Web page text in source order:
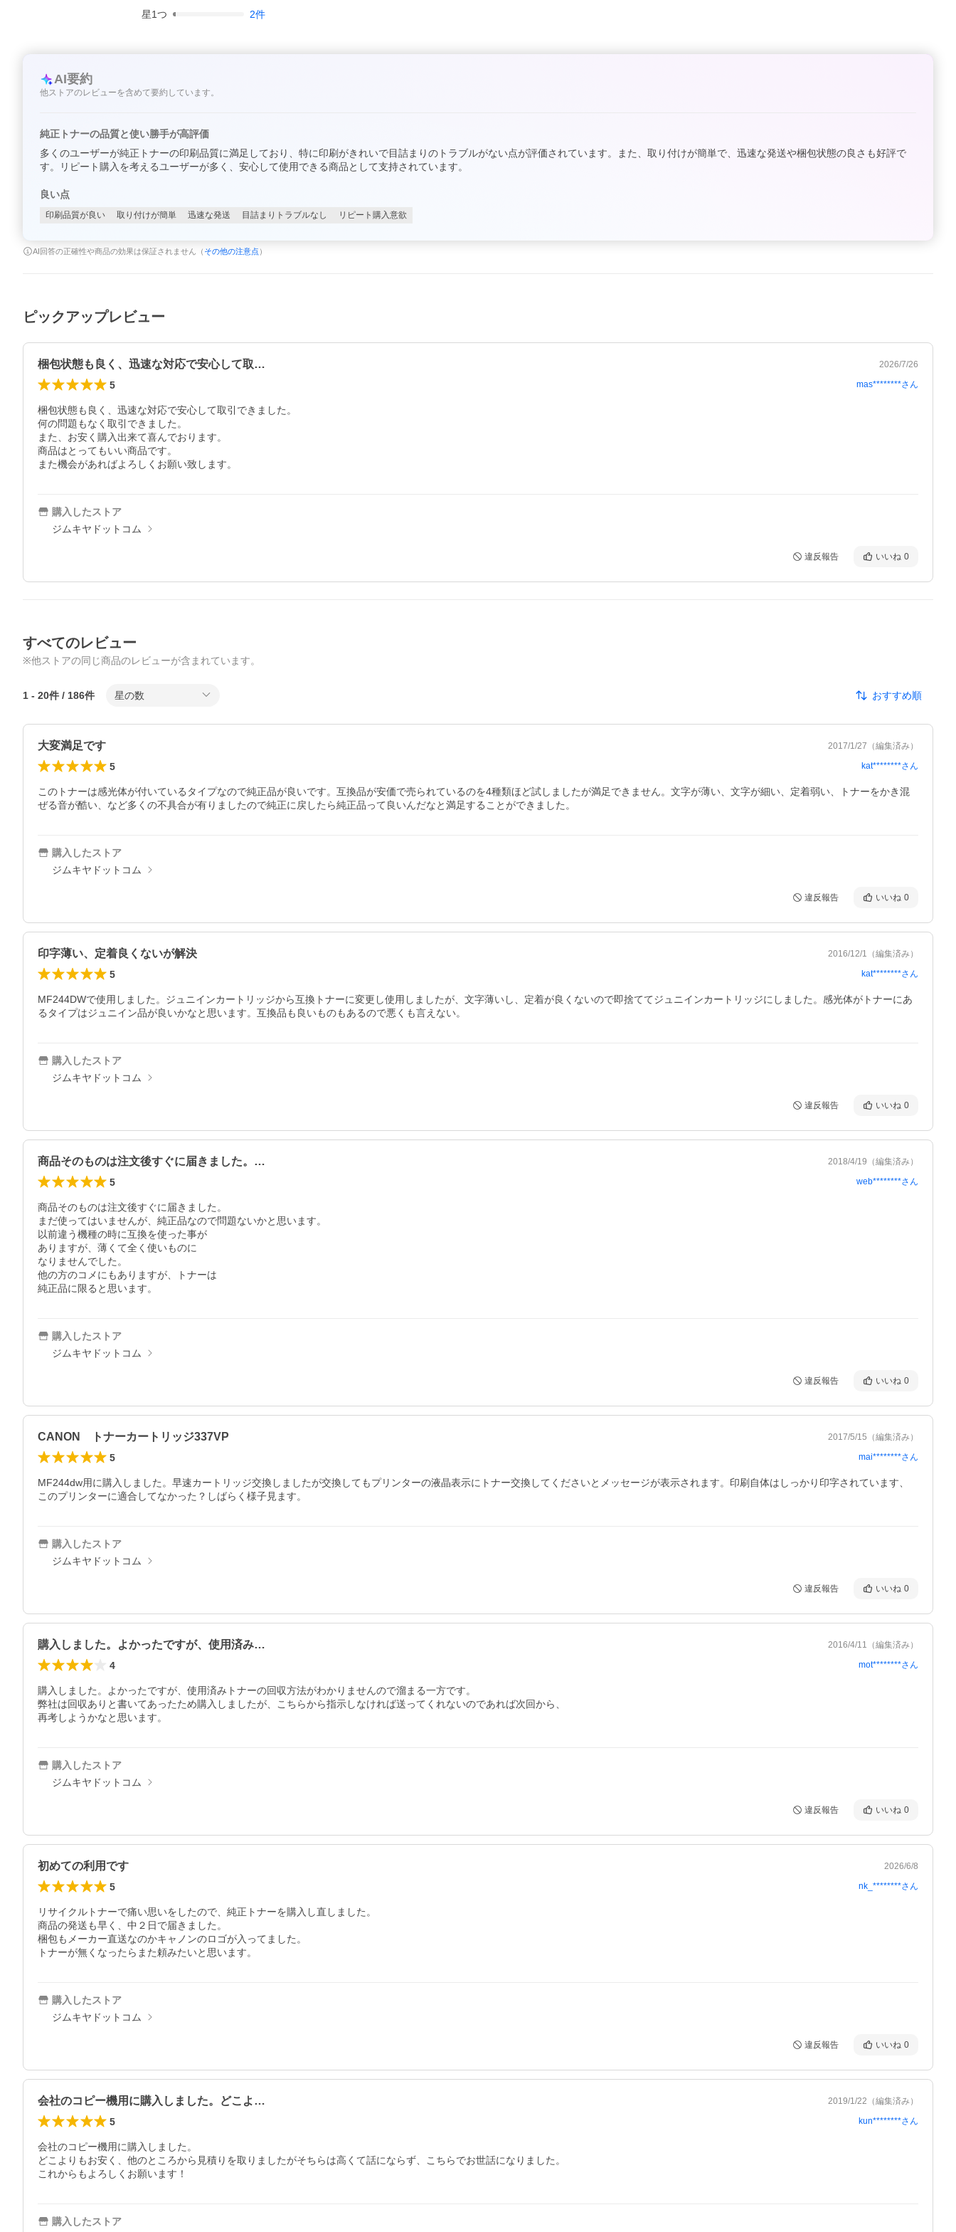
星1つ 2件
AI要約
他ストアのレビューを含めて要約しています。
純正トナーの品質と使い勝手が高評価
多くのユーザーが純正トナーの印刷品質に満足しており、特に印刷がきれいで目詰まりのトラブルがない点が評価されています。また、取り付けが簡単で、迅速な発送や梱包状態の良さも好評で
す。リピート購入を考えるユーザーが多く、安心して使用できる商品として支持されています。
良い点
印刷品質が良い 取り付けが簡単 迅速な発送 目詰まりトラブルなし リピート購入意欲
AI回答の正確性や商品の効果は保証されません（ その他の注意点 ）
ピックアップレビュー
梱包状態も良く、迅速な対応で安心して取… 2026/7/26
5 mas********さん
梱包状態も良く、迅速な対応で安心して取引できました。
何の問題もなく取引できました。
また、お安く購入出来て喜んでおります。
商品はとってもいい商品です。
また機会があればよろしくお願い致します。
購入したストア
ジムキヤドットコム
違反報告 いいね 0
すべてのレビュー
※他ストアの同じ商品のレビューが含まれています。
1 - 20件 / 186件 星の数 おすすめ順
大変満足です 2017/1/27 （編集済み）
5 kat********さん
このトナーは感光体が付いているタイプなので純正品が良いです。互換品が安価で売られているのを4種類ほど試しましたが満足できません。文字が薄い、文字が細い、定着弱い、トナーをかき混
ぜる音が酷い、など多くの不具合が有りましたので純正に戻したら純正品って良いんだなと満足することができました。
購入したストア
ジムキヤドットコム
違反報告 いいね 0
印字薄い、定着良くないが解決 2016/12/1 （編集済み）
5 kat********さん
MF244DWで使用しました。ジュニインカートリッジから互換トナーに変更し使用しましたが、文字薄いし、定着が良くないので即捨ててジュニインカートリッジにしました。感光体がトナーにあ
るタイプはジュニイン品が良いかなと思います。互換品も良いものもあるので悪くも言えない。
購入したストア
ジムキヤドットコム
違反報告 いいね 0
商品そのものは注文後すぐに届きました。… 2018/4/19 （編集済み）
5 web********さん
商品そのものは注文後すぐに届きました。
まだ使ってはいませんが、純正品なので問題ないかと思います。
以前違う機種の時に互換を使った事が
ありますが、薄くて全く使いものに
なりませんでした。
他の方のコメにもありますが、トナーは
純正品に限ると思います。
購入したストア
ジムキヤドットコム
違反報告 いいね 0
CANON トナーカートリッジ337VP 2017/5/15 （編集済み）
5 mai********さん
MF244dw用に購入しました。早速カートリッジ交換しましたが交換してもプリンターの液晶表示にトナー交換してくださいとメッセージが表示されます。印刷自体はしっかり印字されています、
このプリンターに適合してなかった？しばらく様子見ます。
購入したストア
ジムキヤドットコム
違反報告 いいね 0
購入しました。よかったですが、使用済み… 2016/4/11 （編集済み）
4 mot********さん
購入しました。よかったですが、使用済みトナーの回収方法がわかりませんので溜まる一方です。
弊社は回収ありと書いてあったため購入しましたが、こちらから指示しなければ送ってくれないのであれば次回から、
再考しようかなと思います。
購入したストア
ジムキヤドットコム
違反報告 いいね 0
初めての利用です 2026/6/8
5 nk_********さん
リサイクルトナーで痛い思いをしたので、純正トナーを購入し直しました。
商品の発送も早く、中２日で届きました。
梱包もメーカー直送なのかキャノンのロゴが入ってました。
トナーが無くなったらまた頼みたいと思います。
購入したストア
ジムキヤドットコム
違反報告 いいね 0
会社のコピー機用に購入しました。どこよ… 2019/1/22 （編集済み）
5 kun********さん
会社のコピー機用に購入しました。
どこよりもお安く、他のところから見積りを取りましたがそちらは高くて話にならず、こちらでお世話になりました。
これからもよろしくお願います！
購入したストア